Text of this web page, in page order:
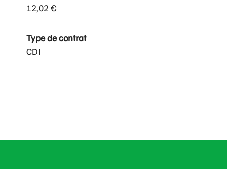
12,02 €
Type de contrat
CDI